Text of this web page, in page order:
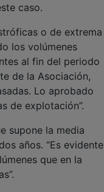
caso.
o de extrema
los volúmenes
al fin del periodo
de la Asociación,
Lo aprobado
de explotación”.
supone la media
años. “Es evidente
que en la